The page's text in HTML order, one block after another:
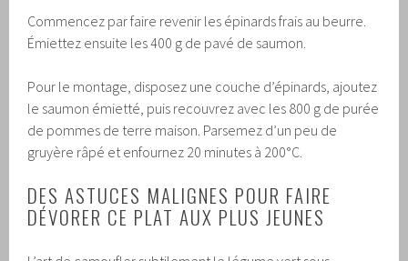
Commencez par faire revenir les épinards frais au beurre.
Émiettez ensuite les 400 g de pavé de saumon.
Pour le montage, disposez une couche d’épinards, ajoutez
le saumon émietté, puis recouvrez avec les 800 g de purée
de pommes de terre maison. Parsemez d’un peu de
gruyère râpé et enfournez 20 minutes à 200°C.
DES ASTUCES MALIGNES POUR FAIRE
DÉVORER CE PLAT AUX PLUS JEUNES